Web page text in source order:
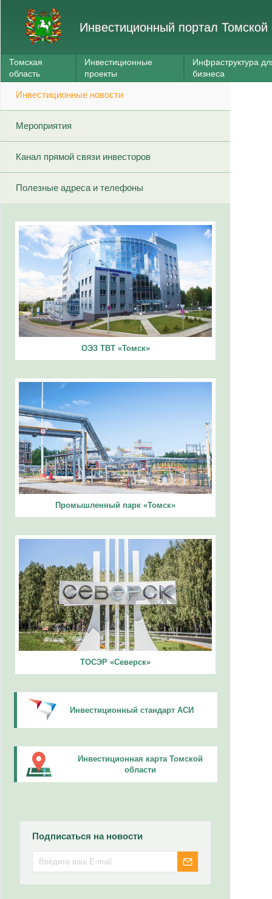
Инвестиционный портал Томской
Томская
область
Инвестиционные
проекты
Инфраструктура
бизнеса
Инвестиционные новости
Мероприятия
Канал прямой связи инвесторов
Полезные адреса и телефоны
ОЭЗ ТВТ «Томск»
Промышленный парк «Томск»
ТОСЭР «Северск»
Инвестиционный стандарт АСИ
Инвестиционная карта Томской
области
Подписаться на новости